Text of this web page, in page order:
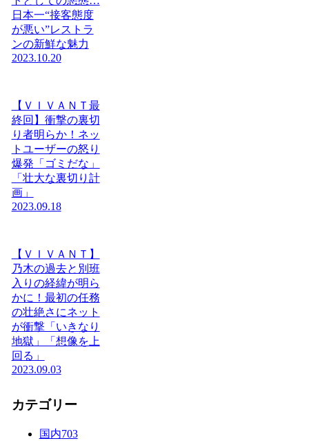
日本一“接客態度
が悪い”レストラ
ンの新鮮な魅力
2023.10.20
【ＶＩＶＡＮＴ最
終回】衝撃の裏切
り者明らか！ネッ
トユーザーの怒り
爆発「ゴミだな」
「壮大な裏切り計
画」
2023.09.18
【ＶＩＶＡＮＴ】
乃木の過去と別班
入りの経緯が明ら
かに！最初の任務
の壮絶さにネット
が衝撃「いきなり
地獄」「想像を上
回る」
2023.09.03
カテゴリー
国内703